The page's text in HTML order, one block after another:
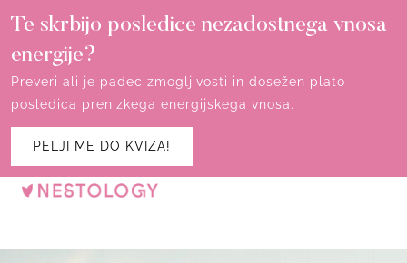
Te skrbijo posledice nezadostnega vnosa
energije?
Preveri ali je padec zmogljivosti in dosežen plato
posledica prenizkega energijskega vnosa.
PELJI ME DO KVIZA!